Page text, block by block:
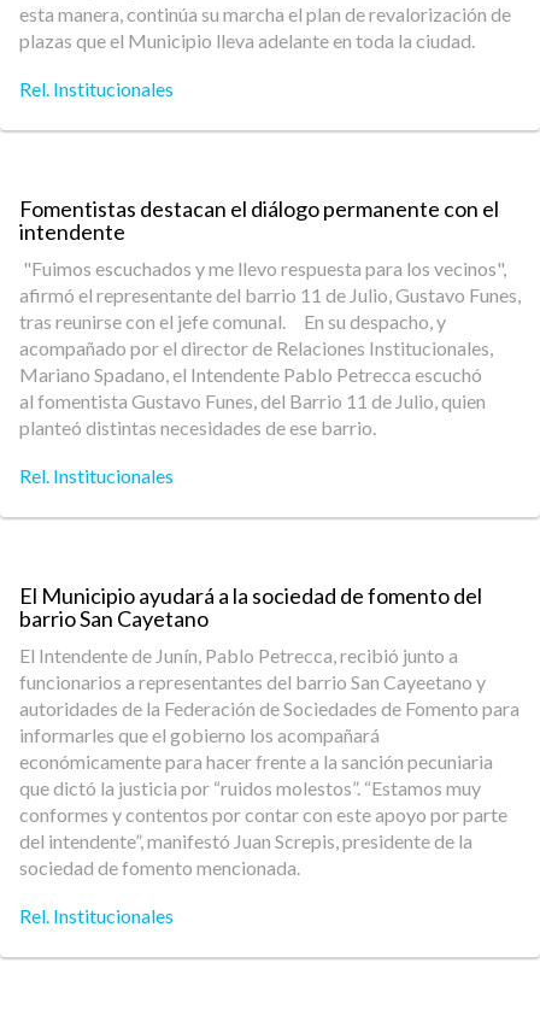
esta manera, continúa su marcha el plan de revalorización de
plazas que el Municipio lleva adelante en toda la ciudad.
Rel. Institucionales
Fomentistas destacan el diálogo permanente con el
intendente
"Fuimos escuchados y me llevo respuesta para los vecinos",
afirmó el representante del barrio 11 de Julio, Gustavo Funes,
tras reunirse con el jefe comunal. En su despacho, y
acompañado por el director de Relaciones Institucionales,
Mariano Spadano, el Intendente Pablo Petrecca escuchó
al fomentista Gustavo Funes, del Barrio 11 de Julio, quien
planteó distintas necesidades de ese barrio.
Rel. Institucionales
El Municipio ayudará a la sociedad de fomento del
barrio San Cayetano
El Intendente de Junín, Pablo Petrecca, recibió junto a
funcionarios a representantes del barrio San Cayeetano y
autoridades de la Federación de Sociedades de Fomento para
informarles que el gobierno los acompañará
económicamente para hacer frente a la sanción pecuniaria
que dictó la justicia por “ruidos molestos”. “Estamos muy
conformes y contentos por contar con este apoyo por parte
del intendente”, manifestó Juan Screpis, presidente de la
sociedad de fomento mencionada.
Rel. Institucionales